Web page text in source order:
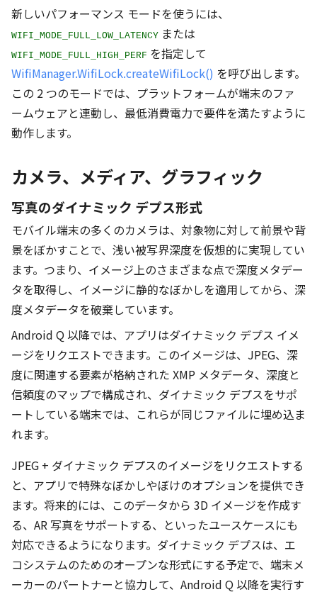
新しいパフォーマンス モードを使うには、
WIFI_MODE_FULL_LOW_LATENCY または
WIFI_MODE_FULL_HIGH_PERF を指定して
WifiManager.WifiLock.createWifiLock() を呼び出します。
この 2 つのモードでは、プラットフォームが端末のファ
ームウェアと連動し、最低消費電力で要件を満たすように
動作します。
カメラ、メディア、グラフィック
写真のダイナミック デプス形式
モバイル端末の多くのカメラは、対象物に対して前景や背
景をぼかすことで、浅い被写界深度を仮想的に実現してい
ます。つまり、イメージ上のさまざまな点で深度メタデー
タを取得し、イメージに静的なぼかしを適用してから、深
度メタデータを破棄しています。
Android Q 以降では、アプリはダイナミック デプス イメ
ージをリクエストできます。このイメージは、JPEG、深
度に関連する要素が格納された XMP メタデータ、深度と
信頼度のマップで構成され、ダイナミック デプスをサポ
ートしている端末では、これらが同じファイルに埋め込ま
れます。
JPEG + ダイナミック デプスのイメージをリクエストする
と、アプリで特殊なぼかしやぼけのオプションを提供でき
ます。将来的には、このデータから 3D イメージを作成す
る、AR 写真をサポートする、といったユースケースにも
対応できるようになります。ダイナミック デプスは、エ
コシステムのためのオープンな形式にする予定で、端末メ
ーカーのパートナーと協力して、Android Q 以降を実行す